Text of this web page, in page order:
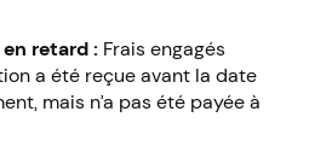
retard : Frais engagés
a été reçue avant la date
mais n’a pas été payée à